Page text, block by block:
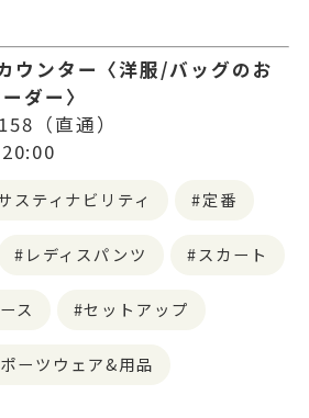
ンター〈洋服/バッグのお
ダー〉
（直通）
スティナビリティ 定番
レディスパンツ スカート
ス セットアップ
ーツウェア&用品